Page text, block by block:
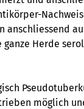
anschliessend
Herde
möglich